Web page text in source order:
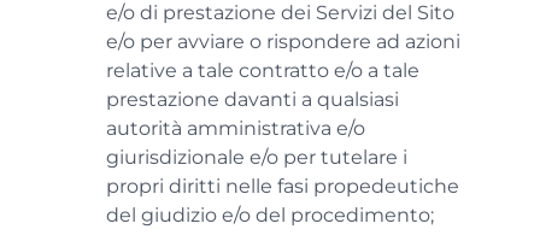
e/o di prestazione dei Servizi del Sito
e/o per avviare o rispondere ad azioni
relative a tale contratto e/o a tale
prestazione davanti a qualsiasi
autorità amministrativa e/o
giurisdizionale e/o per tutelare i
propri diritti nelle fasi propedeutiche
del giudizio e/o del procedimento;